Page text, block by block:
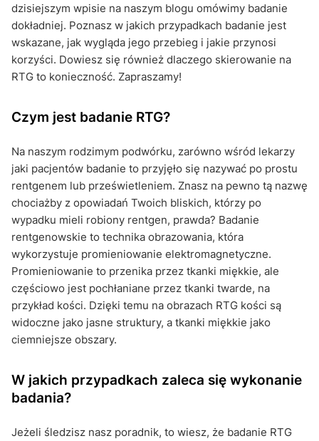
dzisiejszym wpisie na naszym blogu omówimy badanie
dokładniej. Poznasz w jakich przypadkach badanie jest
wskazane, jak wygląda jego przebieg i jakie przynosi
korzyści. Dowiesz się również dlaczego skierowanie na
RTG to konieczność. Zapraszamy!
Czym jest badanie RTG?
Na naszym rodzimym podwórku, zarówno wśród lekarzy
jaki pacjentów badanie to przyjęło się nazywać po prostu
rentgenem lub prześwietleniem. Znasz na pewno tą nazwę
chociażby z opowiadań Twoich bliskich, którzy po
wypadku mieli robiony rentgen, prawda? Badanie
rentgenowskie to technika obrazowania, która
wykorzystuje promieniowanie elektromagnetyczne.
Promieniowanie to przenika przez tkanki miękkie, ale
częściowo jest pochłaniane przez tkanki twarde, na
przykład kości. Dzięki temu na obrazach RTG kości są
widoczne jako jasne struktury, a tkanki miękkie jako
ciemniejsze obszary.
W jakich przypadkach zaleca się wykonanie
badania?
Jeżeli śledzisz nasz poradnik, to wiesz, że badanie RTG